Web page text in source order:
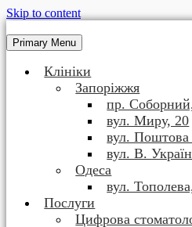
Skip to content
Primary Menu
Клініки
Запоріжжя
пр.
вул. Миру, 20
вул. Поштова
вул. В.
Одеса
вул.
Послуги
Цифрова